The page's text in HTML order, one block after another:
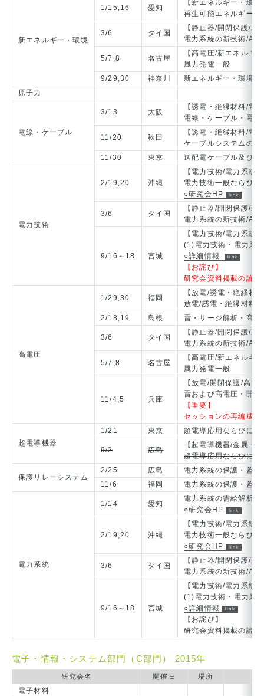
新エネルギー・環境
1/15,16 愛知
【新エネルギー・環
再生可能エネルギー
3/6 タイ国
【静止器/開閉保護/
電力系統の新技術/
5/7,8 名古屋
【高電圧/新エネルギ
風力発電一般
9/29,30
神奈川
新エネルギー・環境関
原子力
電線・ケーブル
3/13 大阪
【誘電・絶縁材料/電
電線・ケーブル・電
11/20 秋田
【誘電・絶縁材料/電
ケーブルシステムの
11/30
東京 送配電ケーブル及び
電力技術
2/19,20 沖縄
【電力技術/電力系統/
電力技術一般ならび
○研究会HP
3/6 タイ国
【静止器/開閉保護/
電力系統の新技術/
9/16～18 宮城
【電力技術/電力系統
(1)電力技術・電力系
○詳細情報
【お詫び】
研究会資料掲載の論
高電圧
1/29,30 福岡
【放電/誘電・絶縁材
放電/誘電・絶縁材料/
2/18,19
島根 雷・サージ解析・高電
3/6 タイ国
【静止器/開閉保護/
電力系統の新技術/
5/7,8 名古屋
【高電圧/新エネルギ
風力発電一般
11/4,5 兵庫
【放電/開閉保護/高電
雷および高電圧・開
【重要】
セッションの再編成を
超電導機器
1/21 東京 超電導応用ならびに材
9/2 広島
【超電導機器/金属・
超電導応用ならびに材
保護リレーシステム
2/25 広島
電力系統の保護・監
11/6
福岡 電力系統の保護・監
電力系統
1/14 愛知
電力系統の需給解析技
○研究会HP
2/19,20 沖縄
【電力技術/電力系統/
電力技術一般ならび
○研究会HP
3/6 タイ国
【静止器/開閉保護/
電力系統の新技術/
9/16～18 宮城
【電力技術/電力系統
(1)電力技術・電力系
○詳細情報
【お詫び】
研究会資料掲載の論
電子・情報・システム部門（C部門） 2015年
研究会名 開催日
場所
電子材料